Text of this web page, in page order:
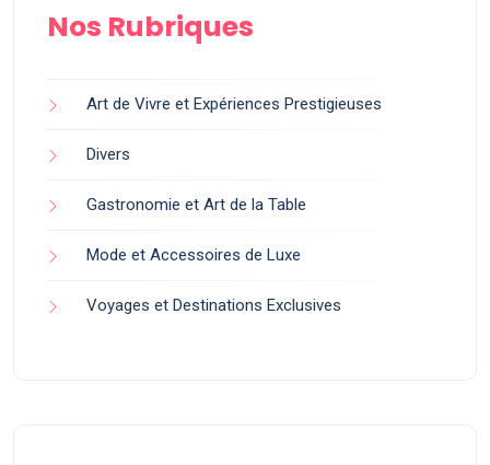
Nos Rubriques
Art de Vivre et Expériences Prestigieuses
Divers
Gastronomie et Art de la Table
Mode et Accessoires de Luxe
Voyages et Destinations Exclusives